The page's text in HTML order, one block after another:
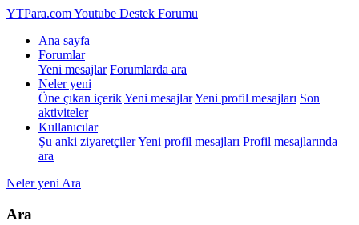
YTPara.comYoutube Destek Forumu
Ana sayfa
Forumlar
Yeni mesajlar Forumlarda ara
Neler yeni
Öne çıkan içerikYeni mesajlarYeni profil mesajları Son
aktiviteler
Kullanıcılar
Şu anki ziyaretçilerYeni profil mesajları Profil mesajlarında
ara
Neler yeni Ara
Ara